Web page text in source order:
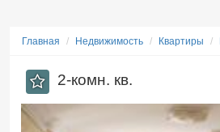
Главная Недвижимость Квартиры
2-комн. кв.